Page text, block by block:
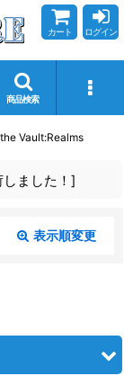
カート ログイン
商品検索
the Vault:Realms
しました！ ]
表示順変更